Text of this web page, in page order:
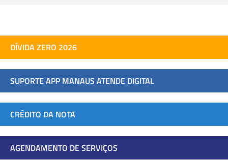
DÍVIDA ZERO 2026
SUPORTE APP MANAUS ATENDE DIGITAL
CRÉDITO DA NOTA
AGENDAMENTO DE SERVIÇOS